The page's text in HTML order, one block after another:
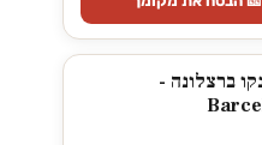
ברצלונה -